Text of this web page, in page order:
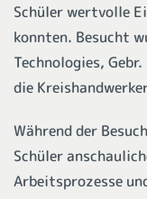
Schüler wertvolle
konnten. Besucht
Technologies,
die
Während der
Schüler
Arbeitsprozesse